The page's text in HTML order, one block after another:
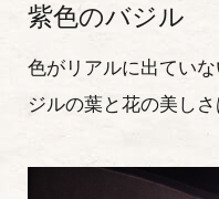
紫色のバジル
色がリアルに出てい
ジルの葉と花の美し